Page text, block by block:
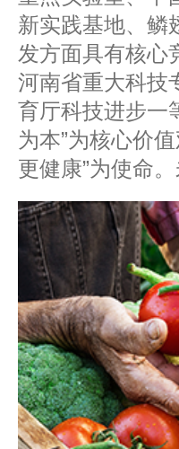
新实践基地、鳞
发方面具有核心
河南省重大科技
育厅科技进步一
为本”为核心价
更健康”为使命